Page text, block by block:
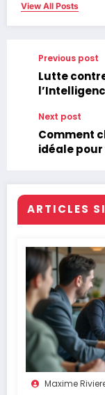
View All Posts
Previous post
Lutte
faux
Next post
Comment
idéale pour
ARTICLES
Maxime